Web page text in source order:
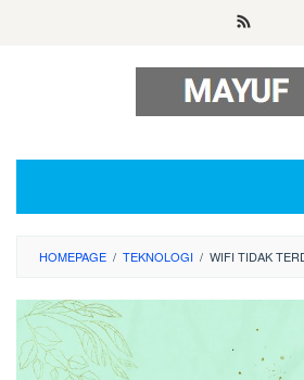
HOMEPAGE / TEKNOLOGI / WIFI TIDAK